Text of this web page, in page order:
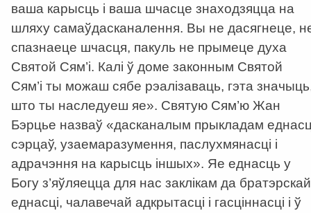
ваша карысць і ваша шчасце знаходзяцца на
шляху самаўдасканалення. Вы не дасягнеце,
спазнаеце шчасця, пакуль не прымеце духа
Святой Сям’і. Калі ў доме законным Святой
Сям’і ты можаш сябе рэалізаваць, гэта
што ты наследуеш яе». Святую Сям’ю Жан
Бэрцье назваў «дасканалым прыкладам
сэрцаў, узаемаразумення, паслухмянасці і
адрачэння на карысць іншых». Яе еднасць у
Богу з’яўляецца для нас заклікам да братэрскай
еднасці, чалавечай адкрытасці і гасціннасці і ў